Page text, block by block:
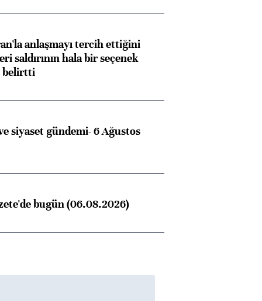
anlaşmayı tercih ettiğini
saldırının hala bir seçenek
belirtti
siyaset gündemi- 6 Ağustos
bugün (06.08.2026)